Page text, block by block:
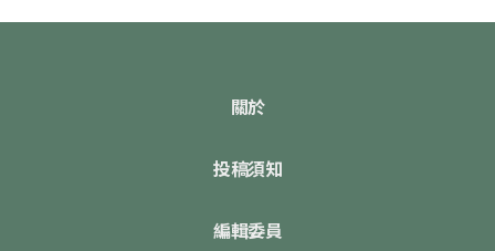
關於
投稿須知
編輯委員